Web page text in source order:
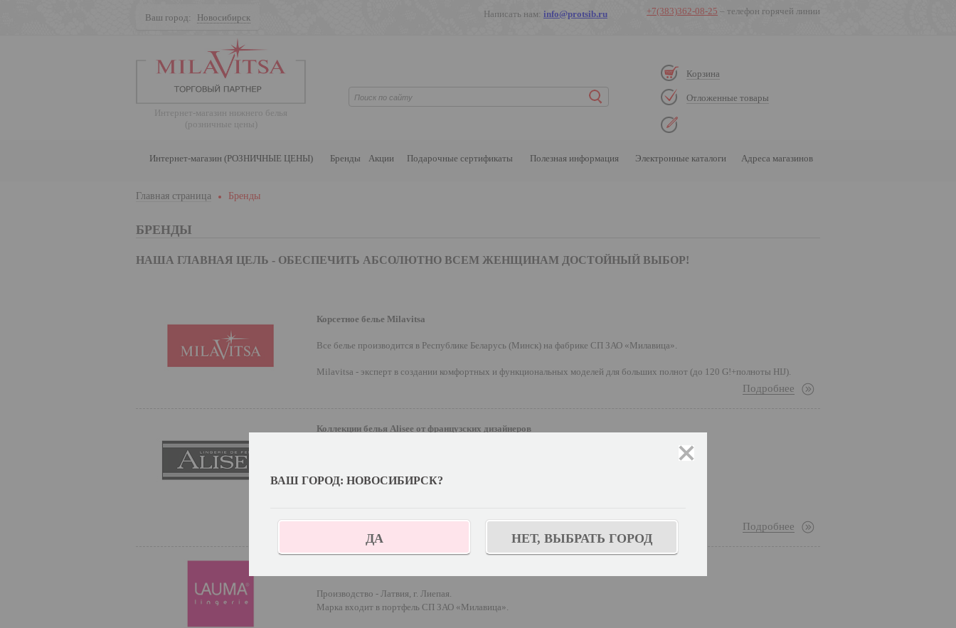
+7(383)362-08-25 – телефон горячей линии
Написать нам: info@protsib.ru
Ваш город: Новосибирск
Корзина
Отложенные товары
Интернет-магазин нижнего белья
(розничные цены)
Интернет-магазин (РОЗНИЧНЫЕ ЦЕНЫ) Бренды Акции Подарочные сертификаты Полезная информация Электронные каталоги Адреса магазинов
Главная страница Бренды
БРЕНДЫ
НАША ГЛАВНАЯ ЦЕЛЬ - ОБЕСПЕЧИТЬ АБСОЛЮТНО ВСЕМ ЖЕНЩИНАМ ДОСТОЙНЫЙ ВЫБОР!
Корсетное белье Milavitsa
Все белье производится в Республике Беларусь (Минск) на фабрике СП ЗАО «Милавица».
Milavitsa - эксперт в создании комфортных и функциональных моделей для больших полнот (до 120 G!+полноты HIJ).
Подробнее
Коллекции белья Alisee от французских дизайнеров
Подробнее
Производство - Латвия, г. Лиепая.
Марка входит в портфель СП ЗАО «Милавица».
ВАШ ГОРОД: НОВОСИБИРСК?
ДА НЕТ, ВЫБРАТЬ ГОРОД